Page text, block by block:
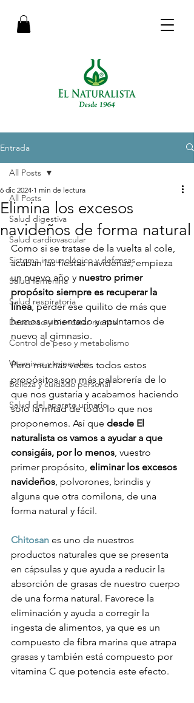
Entrada
All Posts
Salud digestiva
Salud cardiovascular
Sistema inmunológico y defensas
Salud femenina
Salud respiratoria
Descanso y bienestar mental
Control de peso y metabolismo
Vitaminas y minerales
Belleza y cuidado personal
Salud del aparato urinario
All Posts
Elimina los excesos
navideños de forma natural
6 dic 2024 1 min de lectura
Como si se tratase de la vuelta al cole,
acaban las fiestas navideñas, empieza
un nuevo año y nuestro primer
propósito siempre es recuperar la
línea, perder ese quilito de más que
hemos aumentado y apuntarnos de
nuevo al gimnasio.
Pero muchas veces todos estos
propósitos son más palabrería de lo
que nos gustaría y acabamos haciendo
solo la mitad de todo lo que nos
proponemos. Así que desde El
naturalista os vamos a ayudar a que
consigáis, por lo menos , vuestro
primer propósito, eliminar los excesos
navideños , polvorones, brindis y
alguna que otra comilona, de una
forma natural y fácil.
Chitosan es uno de nuestros
productos naturales que se presenta
en cápsulas y que ayuda a reducir la
absorción de grasas de nuestro cuerpo
de una forma natural. Favorece la
eliminación y ayuda a corregir la
ingesta de alimentos, ya que es un
compuesto de fibra marina que atrapa
grasas y también está compuesto por